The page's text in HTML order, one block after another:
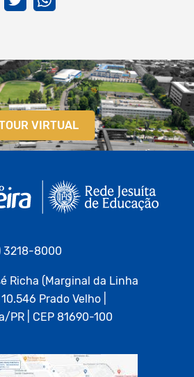
VIRTUAL
3218-8000
Richa (Marginal da Linha
Prado Velho |
PR | CEP 81690-100